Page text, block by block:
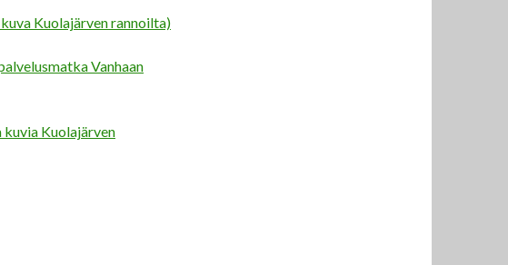
Kuolajärven rannoilta)
Vanhaan
kuvia Kuolajärven